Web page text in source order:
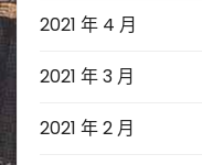
2021 年 4 月
2021 年 3 月
2021 年 2 月